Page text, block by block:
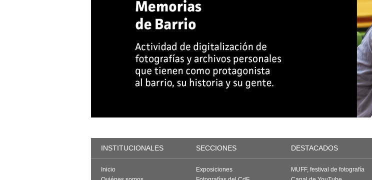
INSTITUCIONALES SECCIONES DESTACADOS
Inicio
Exposiciones
MUFF, festival de fotografía